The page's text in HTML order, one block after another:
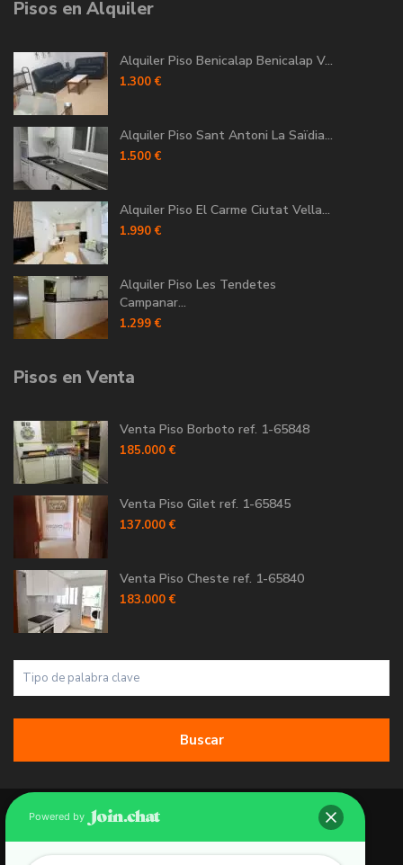
Pisos en Alquiler
Alquiler Piso Benicalap Benicalap V...
1.300 €
Alquiler Piso Sant Antoni La Saïdia...
1.500 €
Alquiler Piso El Carme Ciutat Vella...
1.990 €
Alquiler Piso Les Tendetes
Campanar...
1.299 €
Pisos en Venta
Venta Piso Borboto ref. 1-65848
185.000 €
Venta Piso Gilet ref. 1-65845
137.000 €
Venta Piso Cheste ref. 1-65840
183.000 €
Buscar
Copyright 2026 | Grupo 90 inmobiliarias. All Rights Reserved.
Política de Cookies
Powered by